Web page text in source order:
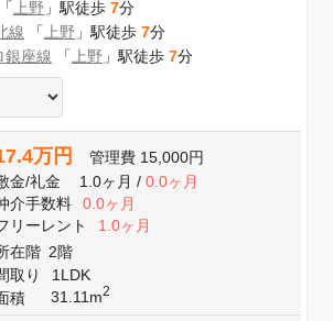
「 上野 」駅徒歩 7分
線 「 上野 」駅徒歩 7分
銀座線 「 上野 」駅徒歩 7分
万円 管理費 15,000円
金/礼金 1.0ヶ月/ 0.0ヶ月
介手数料
0.0ヶ月
リーレント
1.0ヶ月
在階 2階
取り
1LDK
積
31.11m2